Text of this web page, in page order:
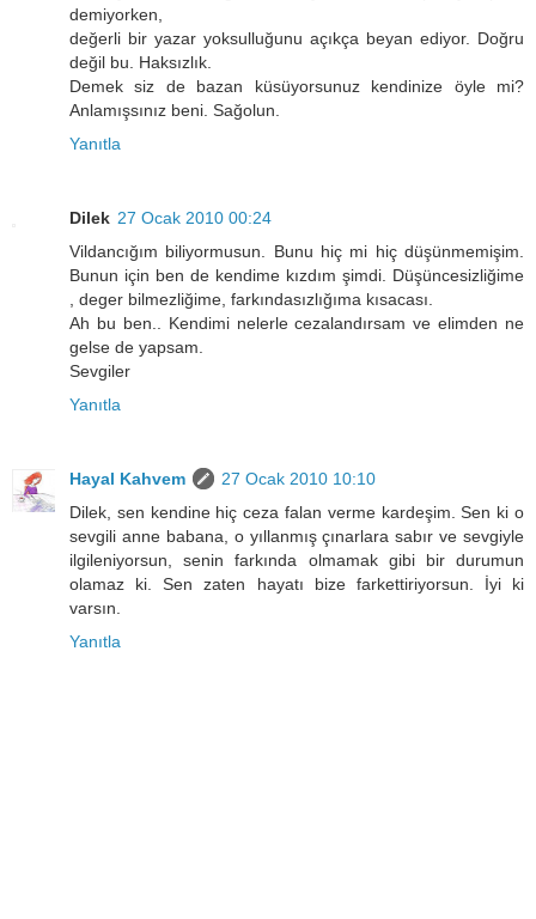
demiyorken,
değerli bir yazar yoksulluğunu açıkça beyan ediyor. Doğru
değil bu. Haksızlık.
Demek siz de bazan küsüyorsunuz kendinize öyle mi?
Anlamışsınız beni. Sağolun.
Yanıtla
Dilek 27 Ocak 2010 00:24
Vildancığım biliyormusun. Bunu hiç mi hiç düşünmemişim.
Bunun için ben de kendime kızdım şimdi. Düşüncesizliğime
, deger bilmezliğime, farkındasızlığıma kısacası.
Ah bu ben.. Kendimi nelerle cezalandırsam ve elimden ne
gelse de yapsam.
Sevgiler
Yanıtla
Hayal Kahvem
27 Ocak 2010 10:10
Dilek, sen kendine hiç ceza falan verme kardeşim. Sen ki o
sevgili anne babana, o yıllanmış çınarlara sabır ve sevgiyle
ilgileniyorsun, senin farkında olmamak gibi bir durumun
olamaz ki. Sen zaten hayatı bize farkettiriyorsun. İyi ki
varsın.
Yanıtla